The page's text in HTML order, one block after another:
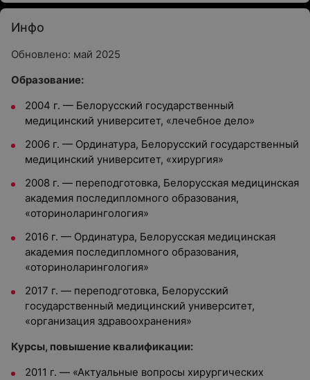
Инфо
Обновлено: май 2025
Образование:
2004 г. — Белорусский государственный
медицинский университет, «лечебное дело»
2006 г. — Ординатура, Белорусский государственный
медицинский университет, «хирургия»
2008 г. — переподготовка, Белорусская медицинская
академия последипломного образования,
«оториноларингология»
2016 г. — Ординатура, Белорусская медицинская
академия последипломного образования,
«оториноларингология»
2017 г. — переподготовка, Белорусский
государственный медицинский университет,
«организация здравоохранения»
Курсы, повышение квалификации:
2011 г. — «Актуальные вопросы хирургических